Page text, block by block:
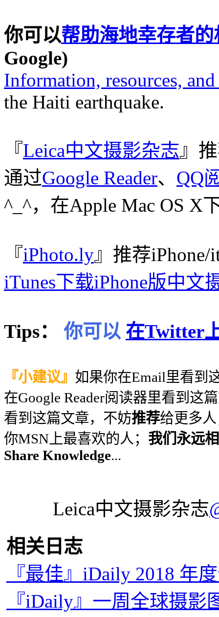
你可以帮助海地幸存者
Google)
Information, resources,
the Haiti earthquake.
『Leica中文摄影杂志』
通过Google Reader、 QQ
^_^，在Apple Mac OS X
『iPhoto.ly』推荐iPhone/
iTunes下载iPhone版中文
Tips： 你可以 在Twitter
『小建议』 如果你在Email里看到
在Google Reader阅读器里看到这
看到这篇文章，不妨推荐给更多
你MSN上最喜欢的人； 我们永远
Share Knowledge...
Leica中文摄影杂志
相关日志
『最佳』iDaily 2018 年
『iDaily』一周全球摄影